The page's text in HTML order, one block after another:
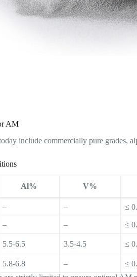
AM
include commercially pure grades,
Al% V%
– – ≤
– – ≤
5.5-6.5 3.5-4.5 ≤
5.8-6.8 – ≤